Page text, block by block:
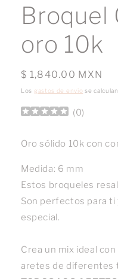
modal
Broquel
oro 10k
Precio
habitual
$ 1,840.00 MXN
Los gastos de envío se
(0)
Oro sólido 10k con
Medida: 6 mm
Estos broqueles
Son perfectos para ti
especial.
Crea un mix ideal
aretes de diferentes